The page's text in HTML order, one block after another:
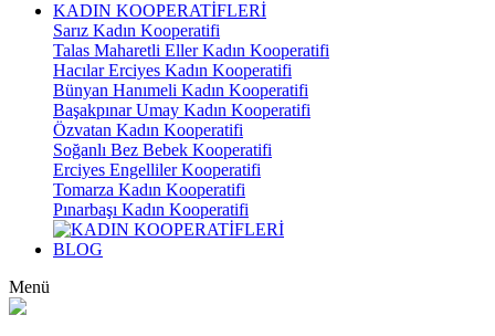
KADIN KOOPERATİFLERİ
Sarız Kadın Kooperatifi
Talas Maharetli Eller Kadın Kooperatifi
Hacılar Erciyes Kadın Kooperatifi
Bünyan Hanımeli Kadın Kooperatifi
Başakpınar Umay Kadın Kooperatifi
Özvatan Kadın Kooperatifi
Soğanlı Bez Bebek Kooperatifi
Erciyes Engelliler Kooperatifi
Tomarza Kadın Kooperatifi
Pınarbaşı Kadın Kooperatifi
BLOG
Menü